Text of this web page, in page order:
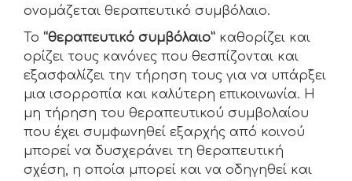
ονομάζεται θεραπευτικό συμβόλαιο.
Το “θεραπευτικό συμβόλαιο” καθορίζει και
ορίζει τους κανόνες που θεσπίζονται και
εξασφαλίζει την τήρηση τους για να υπάρξει
μια ισορροπία και καλύτερη επικοινωνία. Η
μη τήρηση του θεραπευτικού συμβολαίου
που έχει συμφωνηθεί εξαρχής από κοινού
μπορεί να δυσχεράνει τη θεραπευτική
σχέση, η οποία μπορεί και να οδηγηθεί και